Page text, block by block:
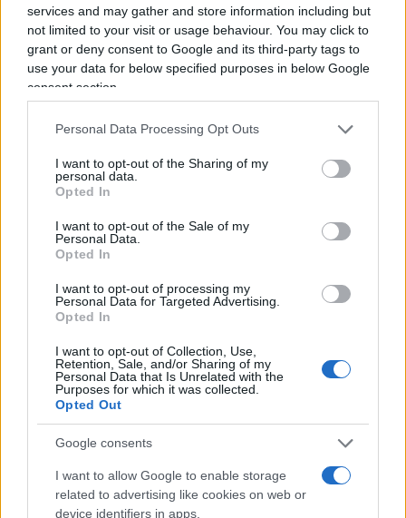
services and may gather and store information including but
not limited to your visit or usage behaviour. You may click to
grant or deny consent to Google and its third-party tags to
use your data for below specified purposes in below Google
consent section.
Personal Data Processing Opt Outs
I want to opt-out of the Sharing of my
personal data.
Opted In
I want to opt-out of the Sale of my
Personal Data.
Opted In
I want to opt-out of processing my
Personal Data for Targeted Advertising.
Opted In
I want to opt-out of Collection, Use,
Retention, Sale, and/or Sharing of my
Personal Data that Is Unrelated with the
Purposes for which it was collected.
Opted Out
Google consents
I want to allow Google to enable storage
related to advertising like cookies on web or
device identifiers in apps.
questo traligna in arbitrio, con l’albagia dichi
scambia l’indulgenza per generosità
pedagogica
. Così il diploma cessa di attestare un
livello e certifica per paradosso, la latitudine in cui
lo si è conseguito.
La sperequazione
Qui la difformità cessa di essere accademica. Il
100 e la lode non sono orpelli estetici ma
dischiudono l’Albo Nazionale delle Eccellenze, gli
esoneri dalle tasse universitarie, le borse di